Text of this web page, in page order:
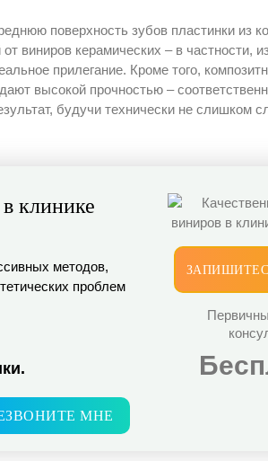
поверхность зубов пластинки из
виниров керамических – в частности,
прилегание. Кроме того,
высокой прочностью –
будучи технически не слишком
клинике
методов,
проблем
МНЕ